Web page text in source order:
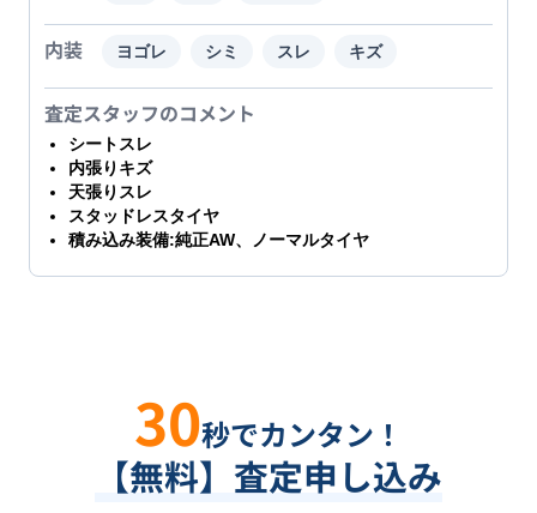
内装 ヨゴレ シミ スレ キズ
査定スタッフのコメント
シートスレ
内張りキズ
天張りスレ
スタッドレスタイヤ
積み込み装備:純正AW、ノーマルタイヤ
30秒でカンタン！
【無料】査定申し込み